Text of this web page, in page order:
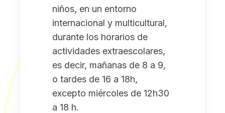
niños, en un entorno
internacional y multicultural,
durante los horarios de
actividades extraescolares,
es decir, mañanas de 8 a 9,
o tardes de 16 a 18h,
excepto miércoles de 12h30
a 18 h.